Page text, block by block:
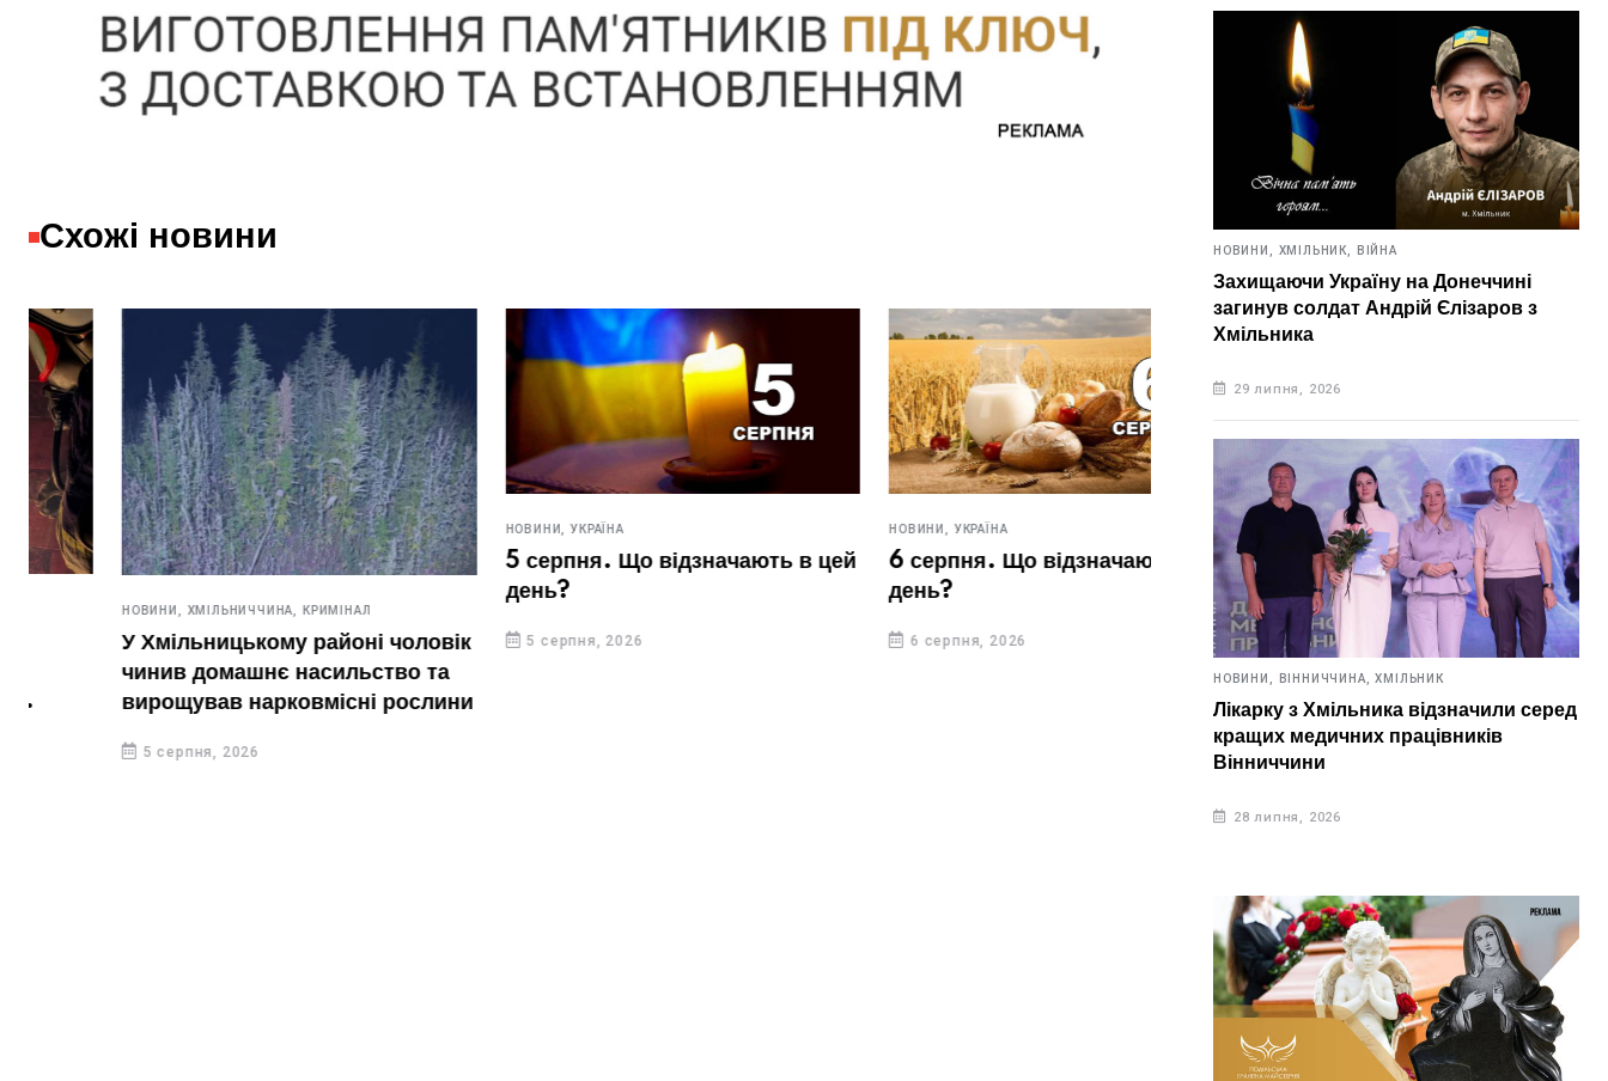
Схожі новини
ХМІЛЬНИЧЧИНА, КРИМІНАЛ
У Хмільницькому районі чоловік
чинив домашнє насильство та
вирощував нарковмісні рослини
5 серпня, 2026
НОВИНИ, УКРАЇНА
5 серпня. Що відзначають в цей
5 серпня, 2026
УКРАЇНА
6 серпня. Що відзначають в цей
6 серпня, 2026
НОВИНИ, ВІННИЧЧИНА, ХМІЛЬНИК
Завтра у Хмільнику очікується
аномальна спека. Температура
сягатиме 37 градусів
5 серпня, 2026
У
НОВИНИ, ХМІЛЬНИК, ВІЙНА
Захищаючи Україну на Донеччині
загинув солдат Андрій Єлізаров з
Хмільника
29 липня, 2026
НОВИНИ, ВІННИЧЧИНА, ХМІЛЬНИК
Лікарку з Хмільника відзначили серед
кращих медичних працівників
Вінниччини
28 липня, 2026